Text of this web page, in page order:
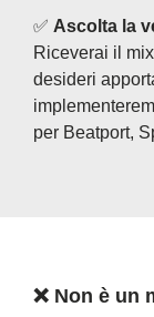
✅ Ascolta la
Riceverai il
desideri
per Beatport,
❌ Non è un